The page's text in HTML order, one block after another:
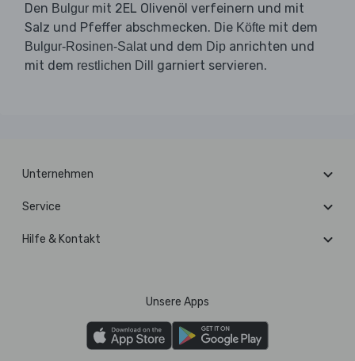
Den Bulgur mit 2EL Olivenöl verfeinern und mit
Salz und Pfeffer abschmecken. Die Köfte mit dem
Bulgur-Rosinen-Salatund dem Dip anrichten und
mit dem restlichen Dill garniert servieren.
Unternehmen
Service
Hilfe & Kontakt
Unsere Apps